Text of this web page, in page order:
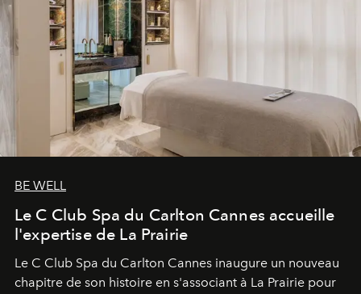
BE WELL
Le C Club Spa du Carlton Cannes accueille
l'expertise de La Prairie
Le C Club Spa du Carlton Cannes inaugure un nouveau
chapitre de son histoire en s'associant à La Prairie pour